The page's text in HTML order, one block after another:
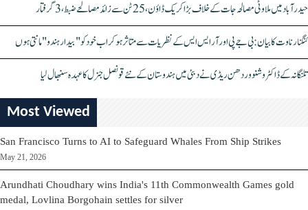
حیدرآباد میں ملاوٹی مصالحہ جات کے خلاف بڑا کریک ڈاؤن، 25 ٹن سے زائد مصالحے ضبط، 3 گرفتار
کنگنا رناوت کا بیان: بی جے پی اور آر ایس ایس کے نظریات سے متاثر ہو کر اب خود کو "بیدار ہندو" مانتی ہوں
تلنگانہ کے ڈاکٹر وشنو وردھن ریڈی نے دبئی میں ہندوستان کے نئے قونصل جنرل کا عہدہ سنبھال لیا
Most Viewed
San Francisco Turns to AI to Safeguard Whales From Ship Strikes
May 21, 2026
Arundhati Choudhary wins India's 11th Commonwealth Games gold
medal, Lovlina Borgohain settles for silver